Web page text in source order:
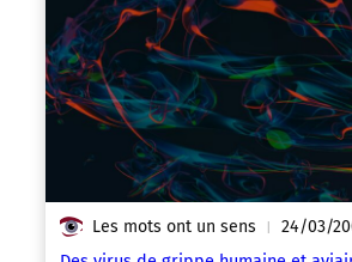
Les mots ont un sens | 24/03/